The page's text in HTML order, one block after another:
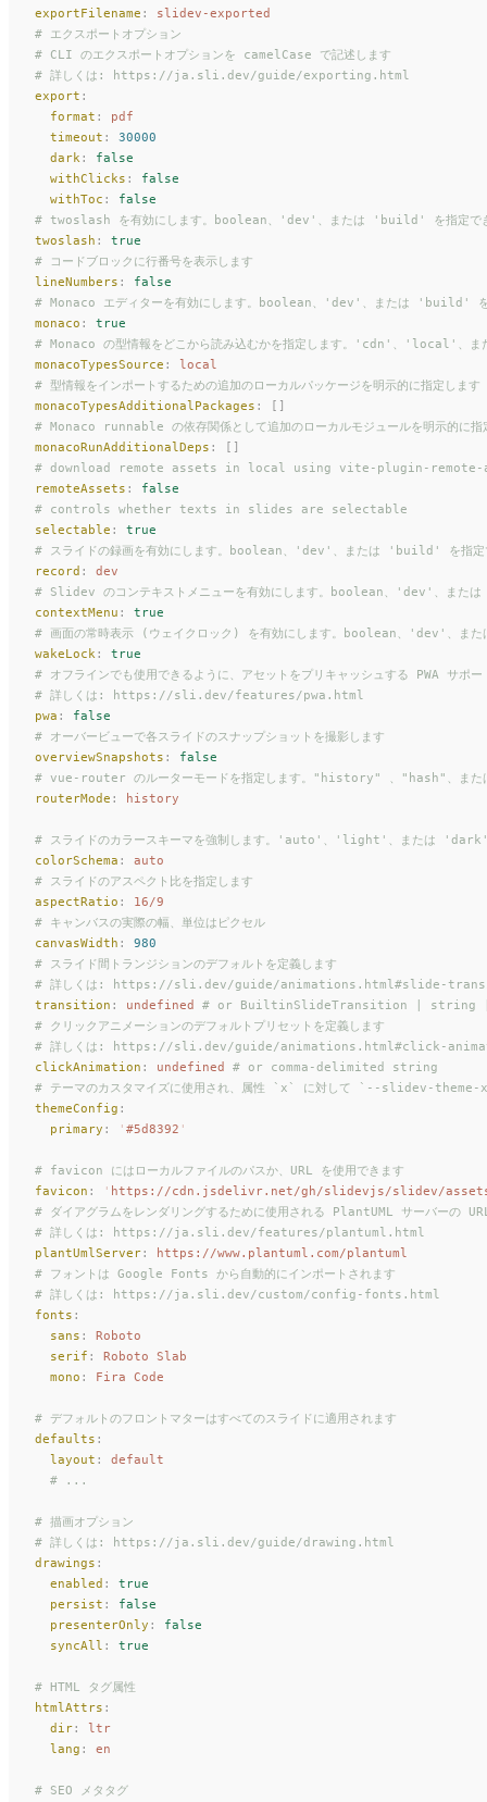
exportFilename :
slidev-exported
# エクスポートオプション
# CLI のエクスポートオプションを camelCase で記述します
# 詳しくは: https://ja.sli.dev/guide/exporting.html
export :
  format
:
pdf
  timeout
:
30000
  dark
:
false
  withClicks
:
false
  withToc
:
false
# twoslash を有効にします。boolean、'dev'、または 'build' を指定で
twoslash :
true
# コードブロックに行番号を表示します
lineNumbers :
false
# Monaco エディターを有効にします。boolean、'dev'、または 'build' を
monaco :
true
# Monaco の型情報をどこから読み込むかを指定します。'cdn'、'local'、
monacoTypesSource :
local
# 型情報をインポートするための追加のローカルパッケージを明示的に指定します
monacoTypesAdditionalPackages :
[]
# Monaco runnable の依存関係として追加のローカルモジュールを明示的に指
monacoRunAdditionalDeps :
[]
# download remote assets in local using vite-plugin-
remoteAssets :
false
# controls whether texts in slides are selectable
selectable :
true
# スライドの録画を有効にします。boolean、'dev'、または 'build' を指定
record :
dev
# Slidev のコンテキストメニューを有効にします。boolean、'dev'、ま
contextMenu :
true
# 画面の常時表示 (ウェイクロック) を有効にします。boolean、'dev'、
wakeLock :
true
# オフラインでも使用できるように、アセットをプリキャッシュする PWA
# 詳しくは: https://sli.dev/features/pwa.html
pwa :
false
# オーバービューで各スライドのスナップショットを撮影します
overviewSnapshots :
false
# vue-router のルーターモードを指定します。"history" 、"hash"、また
routerMode : history
# スライドのカラースキーマを強制します。'auto'、'light'、または 'dark'
colorSchema :
auto
# スライドのアスペクト比を指定します
aspectRatio :
16/9
# キャンバスの実際の幅、単位はピクセル
canvasWidth :
980
# スライド間トランジションのデフォルトを定義します
# 詳しくは: https://sli.dev/guide/animations.html#slide-
transition : undefined # or BuiltinSlideTransition | string |
# クリックアニメーションのデフォルトプリセットを定義します
# 詳しくは: https://sli.dev/guide/animations.html#click-
clickAnimation : undefined # or comma-delimited string
# テーマのカスタマイズに使用され、属性 `x` に対して `--slidev-theme-x`
themeConfig :
  primary
: ' #5d8392 '
# favicon にはローカルファイルのパスか、URL を使用できます
favicon : ' https://cdn.jsdelivr.net/gh/slidevjs/slidev/
# ダイアグラムをレンダリングするために使用される PlantUML サーバーの
# 詳しくは: https://ja.sli.dev/features/plantuml.html
plantUmlServer:
https://www.plantuml.com/plantuml
# フォントは Google Fonts から自動的にインポートされます
# 詳しくは: https://ja.sli.dev/custom/config-fonts.html
fonts :
  sans
:
Roboto
  serif
:
Roboto Slab
  mono
: Fira Code
# デフォルトのフロントマターはすべてのスライドに適用されます
defaults :
  layout
:
default
  # ...
# 描画オプション
# 詳しくは: https://ja.sli.dev/guide/drawing.html
drawings :
  enabled
:
true
  persist
:
false
  presenterOnly
:
false
  syncAll
: true
# HTML タグ属性
htmlAttrs :
  dir
:
ltr
  lang
: en
# SEO メタタグ